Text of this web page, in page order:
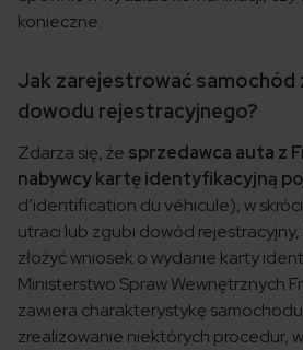
konieczne.
Jak zarejestrować samochód
dowodu rejestracyjnego?
Zdarza się, że sprzedawca auta z
nabywcy kartę identyfikacyjną
d’identification du véhicule), w
utraci lub zgubi dowód rejestracyjny,
złożyć wniosek o wydanie karty
Ministerstwo Spraw Wewnętrznych
zawiera charakterystykę
zrealizowanie niektórych procedur,